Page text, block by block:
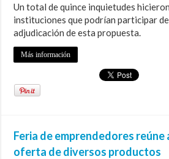
Un total de quince inquietudes
instituciones que podrían participar
adjudicación de esta propuesta.
Más información
Feria de emprendedores
oferta de diversos productos